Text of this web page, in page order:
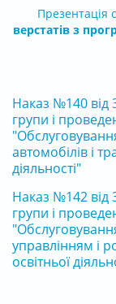
Презентація
верстатів з
Наказ №140 від
групи і
автомобілів і
діяльності"
Наказ №142 від
групи і
управлінням і
освітньої